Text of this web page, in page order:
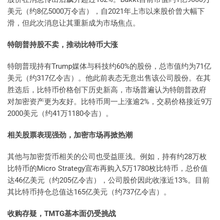
美元（约8亿5000万令吉），自2021年上市以来股价曾大幅下
滑，但此次消息让其重新成为市场焦点。
特朗普持股不卖，推动比特币大涨
特朗普现持有Trump媒体与科技约60%的股份，总市值约为71亿
美元（约317亿令吉）。他此前表态无意出售该公司股份。在其
胜选后，比特币价格创下历史新高，市场普遍认为特朗普政府
对加密资产更为友好。比特币周一上涨逾2%，交易价格接近9万
2000美元（约41万1180令吉）。
相关股票表现强劲，加密市场再掀热潮
其他与加密货币相关的公司也受益匪浅。例如，持有约28万枚
比特币的Micro Strategy宣布再购入5万1780枚比特币，总价值
达46亿美元（约205亿令吉），公司股价因此收涨近13%。目前
其比特币持仓总值达165亿美元（约737亿令吉）。
收购存疑，TMTG基本面仍受挑战